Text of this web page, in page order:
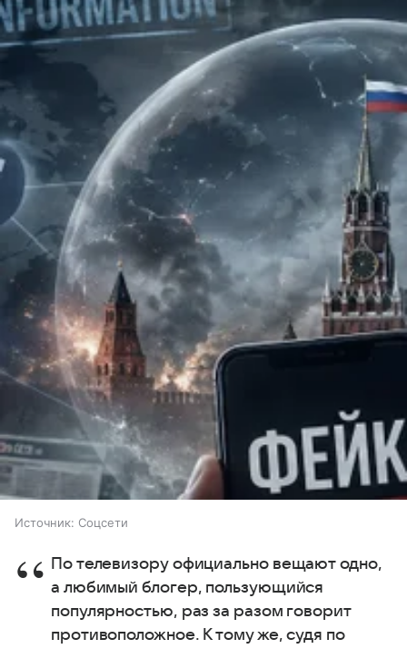
Источник: Соцсети
По телевизору официально вещают одно,
а любимый блогер, пользующийся
популярностью, раз за разом говорит
противоположное. К тому же, судя по